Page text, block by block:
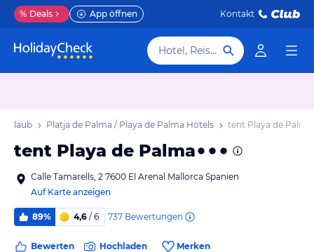
% Deals App öffnen Kontakt
Hotel, Reiseziel
Urlaub Platja de Palma / Playa de Palma Hotels tent Playa de Palma
tent Playa de Palma
Calle Tamarells, 2 7600 El Arenal Mallorca Spanien
Auf Karte anzeigen
89% 4,6 / 6 737 Bewertungen
Bewerten Hochladen Merken